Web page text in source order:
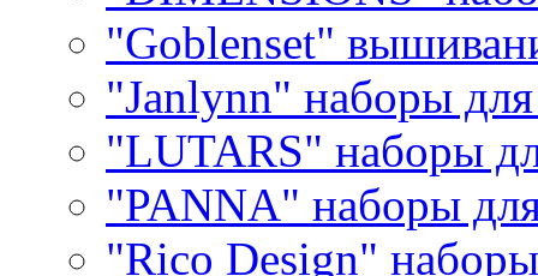
"Goblenset"
"Janlynn" наборы
"LUTARS" наборы
"PANNA" наборы
"Rico Design"